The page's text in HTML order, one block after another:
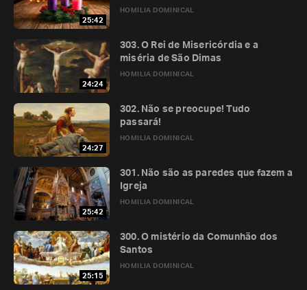
25:42
HOMILIA DOMINICAL
24:24
HOMILIA DOMINICAL
303. O Rei de Misericórdia e a
miséria de São Dimas
24:27
HOMILIA DOMINICAL
302. Não se preocupe! Tudo
passará!
25:42
HOMILIA DOMINICAL
301. Não são as paredes que fazem a
Igreja
25:15
HOMILIA DOMINICAL
300. O mistério da Comunhão dos
Santos